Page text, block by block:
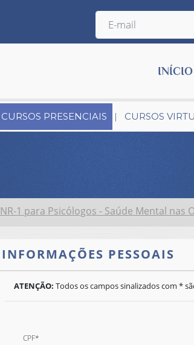
INÍCIO
CURSOS PRESENCIAIS CURSOS
NR-1 para Psicólogos - Saúde Mental nas
INFORMAÇÕES PESSOAIS
ATENÇÃO: Todos os campos sinalizados com *
CPF*